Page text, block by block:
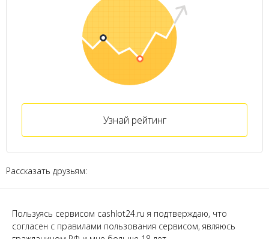
Узнай рейтинг
Рассказать друзьям:
Пользуясь сервисом cashlot24.ru я подтверждаю, что
согласен с правилами пользования сервисом, являюсь